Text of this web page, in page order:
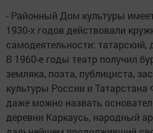
- Районный Дом культуры
1930-х годов действовали
самодеятельности:
В 1960-е годы театр получил
земляка, поэта, публициста,
культуры России и
даже можно назвать
деревни Каркаусь, народный